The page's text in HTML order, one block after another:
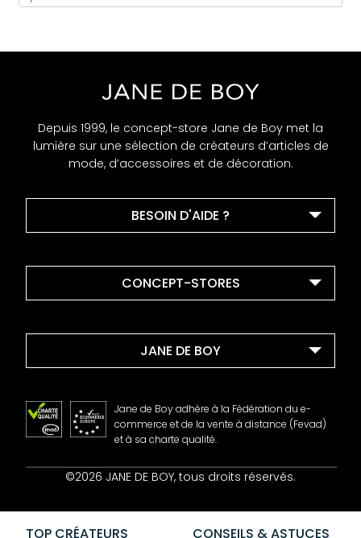
Depuis 1999, le concept-store Jane de Boy met la
lumière sur une sélection de créateurs d’articles de
mode, d’accessoires et de décoration.
BESOIN D'AIDE ?
CONCEPT-STORES
JANE DE BOY
Contact
CGV
Confidentialité
Jane de Boy adhère à la Fédération du e-
commerce et de la vente à distance (Fevad)
et à sa charte qualité.
©2026 JANE DE BOY, tous droits réservés.
TOP CRÉATEURS CONSEILS & ASTUCES